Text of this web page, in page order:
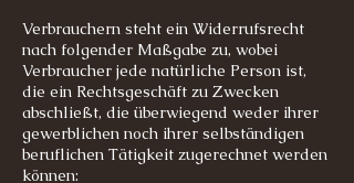
Verbrauchern steht ein Widerrufsrecht
nach folgender Maßgabe zu, wobei
Verbraucher jede natürliche Person ist,
die ein Rechtsgeschäft zu Zwecken
abschließt, die überwiegend weder ihrer
gewerblichen noch ihrer selbständigen
beruflichen Tätigkeit zugerechnet werden
können: